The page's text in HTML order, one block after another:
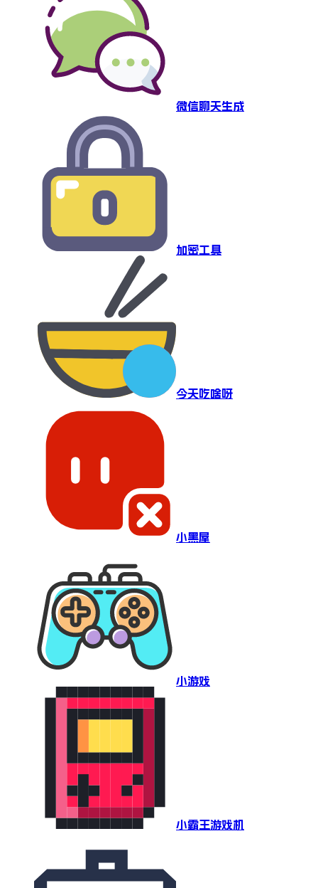
微信聊天生成
加密工具
今天吃啥呀
小黑屋
小游戏
小霸王游戏机